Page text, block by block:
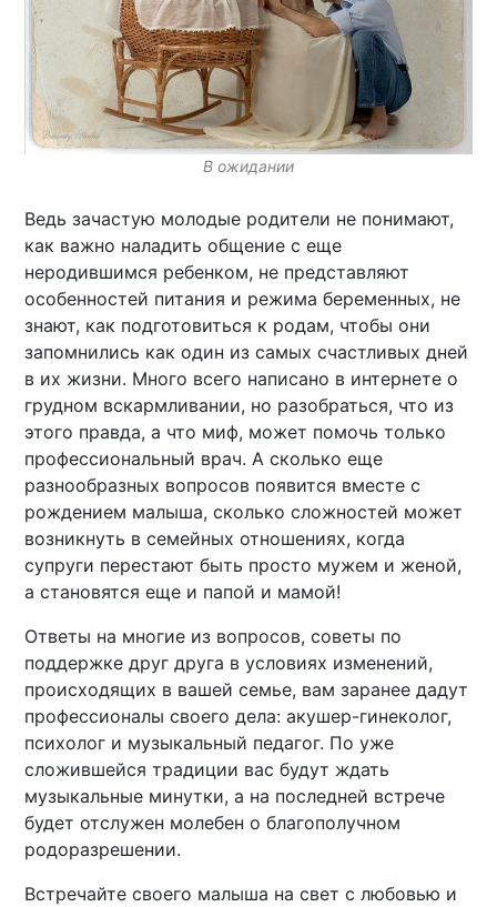
В ожидании
Ведь зачастую молодые родители не понимают,
как важно наладить общение с еще
неродившимся ребенком, не представляют
особенностей питания и режима беременных, не
знают, как подготовиться к родам, чтобы они
запомнились как один из самых счастливых дней
в их жизни. Много всего написано в интернете о
грудном вскармливании, но разобраться, что из
этого правда, а что миф, может помочь только
профессиональный врач. А сколько еще
разнообразных вопросов появится вместе с
рождением малыша, сколько сложностей может
возникнуть в семейных отношениях, когда
супруги перестают быть просто мужем и женой,
а становятся еще и папой и мамой!
Ответы на многие из вопросов, советы по
поддержке друг друга в условиях изменений,
происходящих в вашей семье, вам заранее дадут
профессионалы своего дела: акушер-гинеколог,
психолог и музыкальный педагог. По уже
сложившейся традиции вас будут ждать
музыкальные минутки, а на последней встрече
будет отслужен молебен о благополучном
родоразрешении.
Встречайте своего малыша на свет с любовью и